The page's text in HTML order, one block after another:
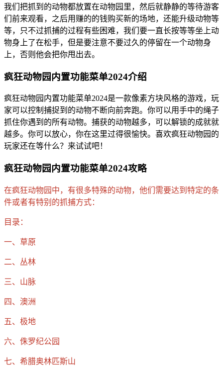
我们把抓到的动物都放置在动物园里，然后就静静的等待游客
们前来观看，之后用赚的的钱购买新的场地，还能升级动物等
等，只不过抓捕的过程有些困难，我们要一直长按等等坐上动
物身上了在松手，但是要注意不要过久的停留在一个动物身
上，否则他会把你甩出去。
疯狂动物园内置功能菜单2024介绍
疯狂动物园内置功能菜单2024是一款像素方块风格的游戏，玩
家可以控制捕捉到的动物不断向前奔跑。你可以用手中的绳子
抓住你遇到的所有动物。捕获的动物越多，可以解锁的成就就
越多。你可以放心，你在这里过得很愉快。喜欢疯狂动物园的
玩家还在等什么？来试试吧！
疯狂动物园内置功能菜单2024攻略
在疯狂动物园中，有很多特殊的动物，他们需要达到特定的条
件或者有特别的抓捕方式：
目录：
一、草原
二、丛林
三、山脉
四、澳洲
五、极地
六、侏罗纪公园
七、希腊奥林匹斯山